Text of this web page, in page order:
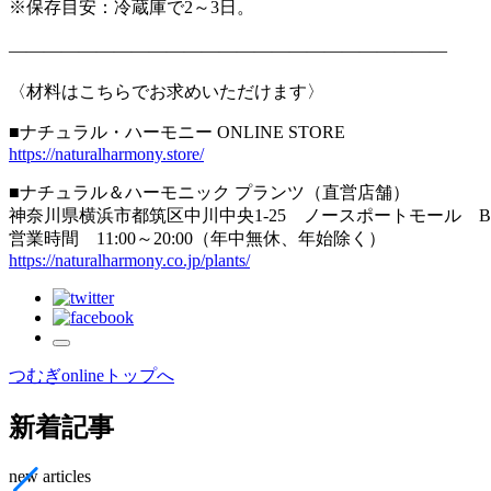
※保存目安：冷蔵庫で2～3日。
—————————————————————————
〈材料はこちらでお求めいただけます〉
■ナチュラル・ハーモニー ONLINE STORE
https://naturalharmony.store/
■ナチュラル＆ハーモニック プランツ（直営店舗）
神奈川県横浜市都筑区中川中央1-25 ノースポートモール
営業時間 11:00～20:00（年中無休、年始除く）
https://naturalharmony.co.jp/plants/
つむぎonlineトップへ
新着記事
new articles